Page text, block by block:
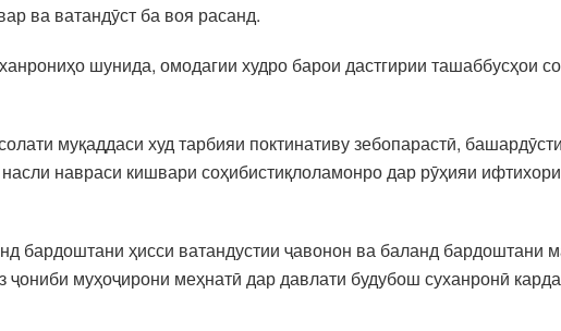
ва ватандӯст ба воя расанд.
шунида, омодагии худро барои дастгирии ташаббусҳои
муқаддаси худ тарбияи поктинативу зебопарастӣ,
навраси кишвари соҳибистиқлоламонро дар рӯҳияи
бардоштани ҳисси ватандустии ҷавонон ва баланд бардоштани
муҳоҷирони меҳнатӣ дар давлати будубош суханронӣ